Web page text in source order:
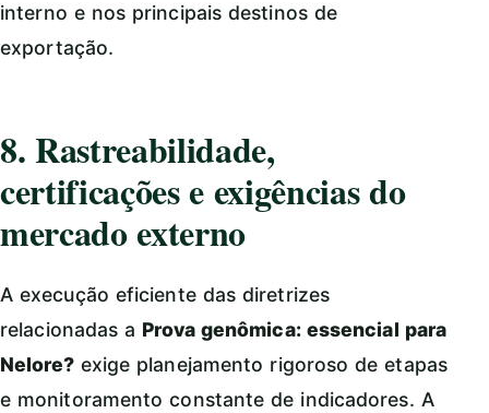
interno e nos principais destinos de
exportação.
8. Rastreabilidade,
certificações e exigências do
mercado externo
A execução eficiente das diretrizes
relacionadas a Prova genômica: essencial para
Nelore?exige planejamento rigoroso de etapas
e monitoramento constante de indicadores. A